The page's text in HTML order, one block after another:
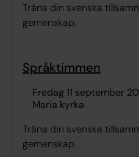
Träna din svenska
gemenskap.
Språktimmen
fredag 11 september
Maria kyrka
Träna din svenska
gemenskap.